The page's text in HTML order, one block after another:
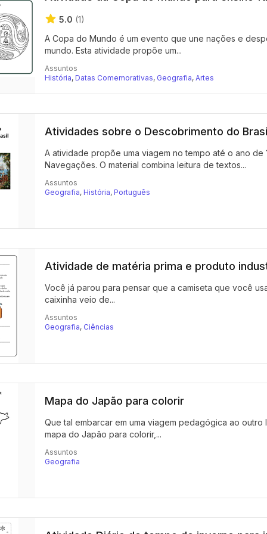
5.0 (1)
A Copa do Mundo é um evento que une nações e
mundo. Esta atividade propõe um...
Assuntos
História, Datas Comemorativas, Geografia, Artes
Atividades sobre o Descobrimento do
A atividade propõe uma viagem no tempo até o ano
Navegações. O material combina leitura de textos...
Assuntos
Geografia, História, Português
Atividade de matéria prima e produto
Você já parou para pensar que a camiseta que você
caixinha veio de...
Assuntos
Geografia, Ciências
Mapa do Japão para colorir
Que tal embarcar em uma viagem pedagógica ao
mapa do Japão para colorir,...
Assuntos
Geografia